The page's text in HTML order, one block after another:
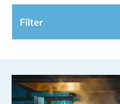
Filter